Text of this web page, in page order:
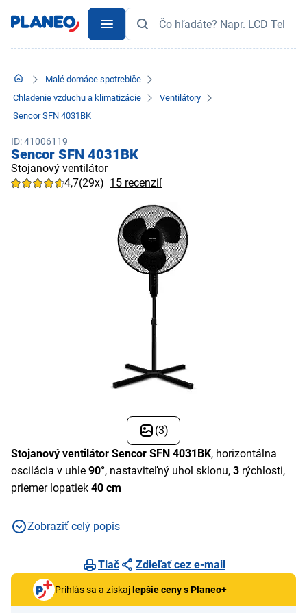
Malé domáce spotrebiče
Chladenie vzduchu a klimatizácie
Ventilátory
Sencor SFN 4031BK
ID: 41006119
Sencor SFN 4031BK
Stojanový ventilátor
4,7(29x) 15 recenzií
(3)
Stojanový ventilátor Sencor SFN 4031BK, horizontálna
oscilácia v uhle 90°, nastaviteľný uhol sklonu, 3 rýchlosti,
priemer lopatiek 40 cm
Zobraziť celý popis
Tlač Zdieľať cez e-mail
Prihlás sa a získaj lepšie ceny s Planeo+